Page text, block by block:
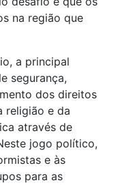
na região que
a principal
segurança,
dos direitos
religião e da
através de
jogo político,
e às
para as